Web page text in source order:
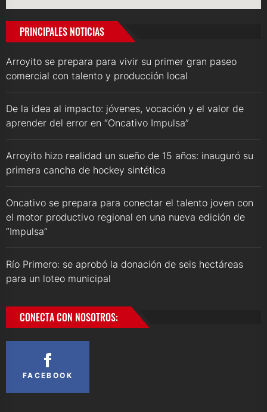
PRINCIPALES NOTICIAS
Arroyito se prepara para vivir su primer gran paseo
comercial con talento y producción local
De la idea al impacto: jóvenes, vocación y el valor de
aprender del error en “Oncativo Impulsa”
Arroyito hizo realidad un sueño de 15 años: inauguró su
primera cancha de hockey sintética
Oncativo se prepara para conectar el talento joven con
el motor productivo regional en una nueva edición de
“Impulsa”
Río Primero: se aprobó la donación de seis hectáreas
para un loteo municipal
CONECTA CON NOSOTROS:
FACEBOOK